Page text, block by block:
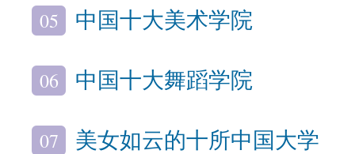
05 中国十大美术学院
06 中国十大舞蹈学院
07 美女如云的十所中国大学